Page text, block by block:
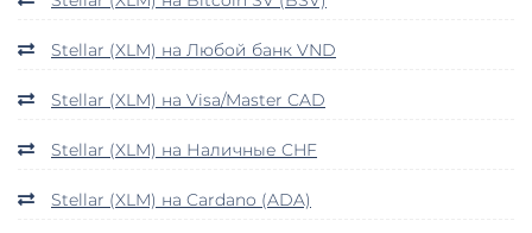
Stellar (XLM) на Любой банк VND
Stellar (XLM) на Visa/Master CAD
Stellar (XLM) на Наличные CHF
Stellar (XLM) на Cardano (ADA)